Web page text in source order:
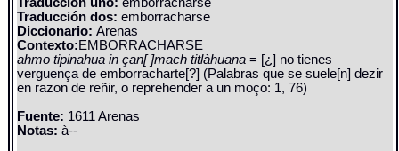
Traducción uno: emborracharse
Traducción dos: emborracharse
Diccionario:Arenas
Contexto:EMBORRACHARSE
ahmo tipinahua in çan[ ]mach titlàhuana= [¿] no tienes
verguença de emborracharte[?] (Palabras que se suele[n] dezir
en razon de reñir, o reprehender a un moço: 1, 76)
Fuente: 1611 Arenas
Notas: à--